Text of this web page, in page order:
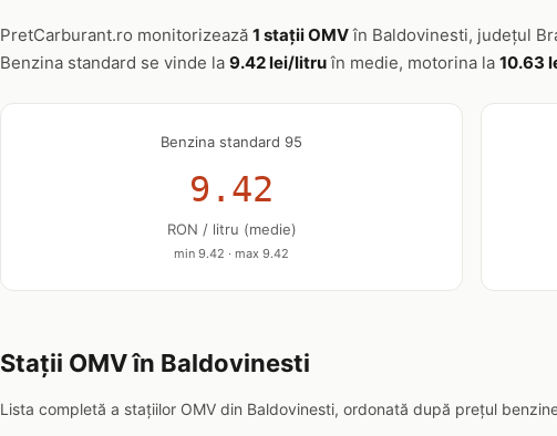
PretCarburant.ro monitorizează 1 stații OMVîn Baldovinesti, județul
Benzina standard se vinde la 9.42 lei/litruîn medie, motorina la 10.63
Benzina standard 95
9.42
RON / litru (medie)
min 9.42 · max 9.42
Stații OMV în Baldovinesti
Lista completă a stațiilor OMV din Baldovinesti, ordonată după prețul